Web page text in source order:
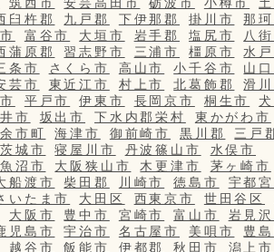
臼杵郡 九戸郡 下伊那郡 掛川市 那
富谷市 大垣市 岩手郡 塩尻市 八
蒲原郡 習志野市 三浦市 橿原市 水
条市 さくら市 高山市 小千谷市 山
芸市 東近江市 村上市 北葛飾郡 滑
平戸市 伊東市 長岡京市 桐生市
市 坂出市 下水内郡栄村 東かがわ市
市町 海津市 御前崎市 黒川郡
三戸
城市 寝屋川市 丹波篠山市
水俣市
魚沼市 大阪狭山市 木更津市 茅ヶ崎市
船渡市 柴田郡 川崎市 徳島市 宇都
いたま市 大田区 西東京市 世田谷区
大阪市 豊中市 宮崎市 富山市 岩見
児島市 宇治市 名古屋市 美唄市 豊
越谷市 飯能市 伊都郡 秋田市 潟上市